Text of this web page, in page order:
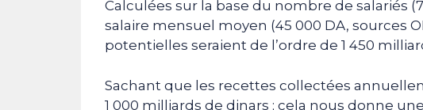
Calculées sur la base du nombre de salariés
salaire mensuel moyen (45 000 DA, sources
potentielles seraient de l’ordre de 1 450
Sachant que les recettes collectées
1 000 milliards de dinars ; cela nous donne